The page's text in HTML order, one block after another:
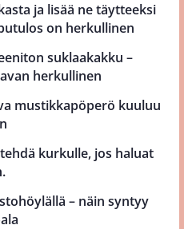
ja lisää ne täytteeksi
on herkullinen
suklaakakku –
herkullinen
mustikkapöperö kuuluu
kurkulle, jos haluat
– näin syntyy